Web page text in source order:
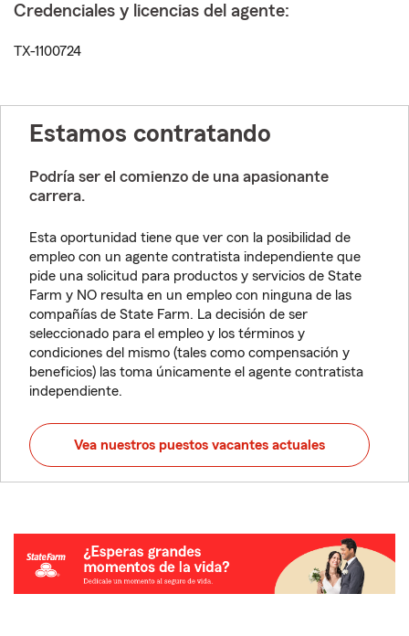
Credenciales y licencias del agente:
TX-1100724
Estamos contratando
Podría ser el comienzo de una apasionante
carrera.
Esta oportunidad tiene que ver con la posibilidad de
empleo con un agente contratista independiente que
pide una solicitud para productos y servicios de State
Farm y NO resulta en un empleo con ninguna de las
compañías de State Farm. La decisión de ser
seleccionado para el empleo y los términos y
condiciones del mismo (tales como compensación y
beneficios) las toma únicamente el agente contratista
independiente.
Vea nuestros puestos vacantes actuales